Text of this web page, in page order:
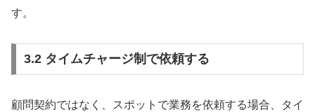
す。
3.2 タイムチャージ制で依頼する
顧問契約ではなく、スポットで業務を依頼する場合、タイ